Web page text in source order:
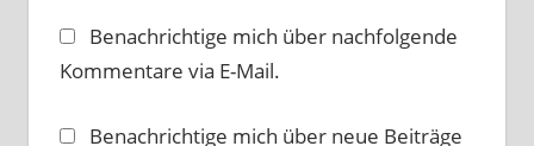
Benachrichtige mich über nachfolgende
Kommentare via E-Mail.
Benachrichtige mich über neue Beiträge